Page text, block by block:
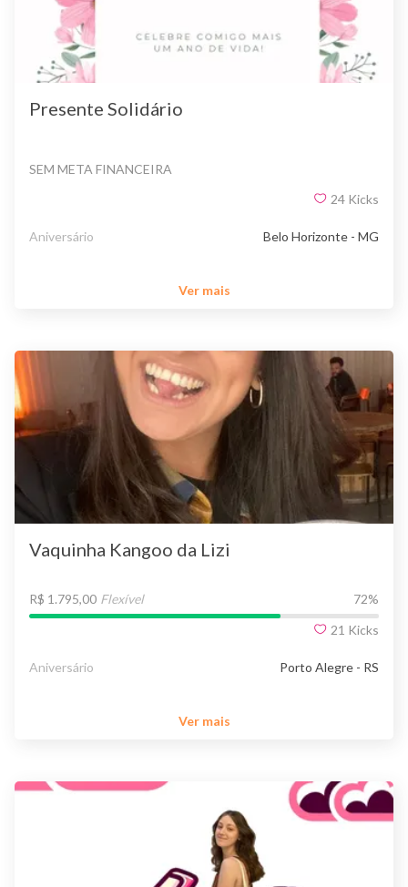
Presente Solidário
SEM META FINANCEIRA
24 Kicks
Aniversário Belo Horizonte - MG
Ver mais
Vaquinha Kangoo da Lizi
R$ 1.795,00 Flexível 72%
21 Kicks
Aniversário Porto Alegre - RS
Ver mais